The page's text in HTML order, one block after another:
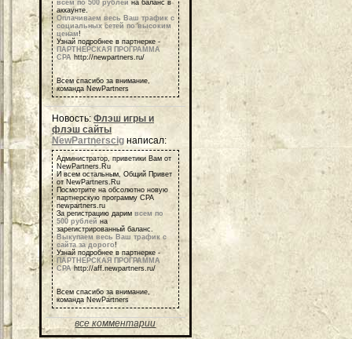
всем по 500 рублей на баланс в
аккаунте.
Оплачиваем весь Ваш трафик с
социальных сетей по высоким
ценам!
Узнай подробнее в партнерке -
ПАРТНЕРСКАЯ ПРОГРАММА
СРА http://newpartners.ru/
Всем спасибо за внимание,
команда NewPartners
Новость: Флэш игры и
флэш сайты
NewPartnerscig написал:
Администратор, приветики Вам от
NewPartners.Ru
И всем остальным, Общий Привет
от NewPartners.Ru
Посмотрите на обсолютно новую
партнерскую программу СРА
newpartners.ru
За регистрацию дарим всем по
500 рублей на
зарегистрированный баланс.
Выкупаем весь Ваш трафик с
сайта за дорого!
Узнай подробнее в партнерке -
ПАРТНЕРСКАЯ ПРОГРАММА
СРА http://aff.newpartners.ru/
Всем спасибо за внимание,
команда NewPartners
все комментарии